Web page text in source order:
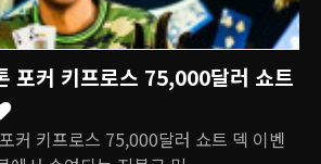
포커 키프로스 75,000달러 쇼트
커 키프로스 75,000달러 쇼트 덱 이벤